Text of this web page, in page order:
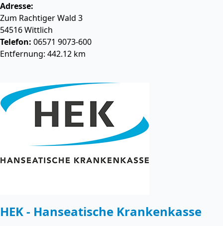
Adresse:
Zum Rachtiger Wald 3
54516Wittlich
Telefon: 06571 9073-600
Entfernung: 442.12 km
HEK - Hanseatische Krankenkasse